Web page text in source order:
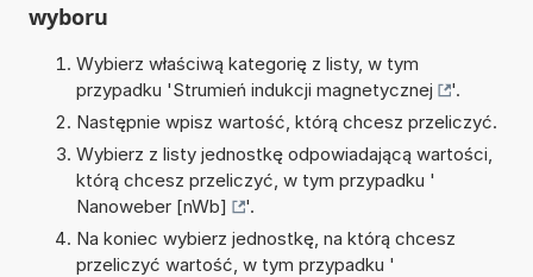
wyboru
Wybierz właściwą kategorię z listy, w tym
przypadku 'Strumień indukcji magnetycznej
'.
Następnie wpisz wartość, którą chcesz przeliczyć.
Wybierz z listy jednostkę odpowiadającą wartości,
którą chcesz przeliczyć, w tym przypadku '
Nanoweber [nWb]
'.
Na koniec wybierz jednostkę, na którą chcesz
przeliczyć wartość, w tym przypadku '